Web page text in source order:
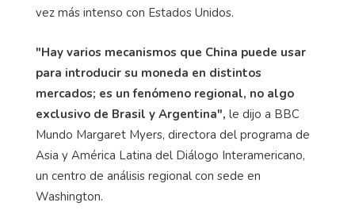
vez más intenso con Estados Unidos.
"Hay varios mecanismos que China puede usar
para introducir su moneda en distintos
mercados; es un fenómeno regional, no algo
exclusivo de Brasil y Argentina", le dijo a BBC
Mundo Margaret Myers, directora del programa de
Asia y América Latina del Diálogo Interamericano,
un centro de análisis regional con sede en
Washington.